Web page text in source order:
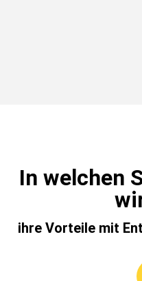
In welchen
ihre Vorteile mit